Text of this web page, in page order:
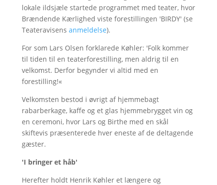
lokale ildsjæle startede programmet med teater, hvor
Brændende Kærlighed viste forestillingen 'BIRDY' (se
Teateravisens anmeldelse).
For som Lars Olsen forklarede Køhler: 'Folk kommer
til tiden til en teaterforestilling, men aldrig til en
velkomst. Derfor begynder vi altid med en
forestilling!«
Velkomsten bestod i øvrigt af hjemmebagt
rabarberkage, kaffe og et glas hjemmebrygget vin og
en ceremoni, hvor Lars og Birthe med en skål
skiftevis præsenterede hver eneste af de deltagende
gæster.
'I bringer et håb'
Herefter holdt Henrik Køhler et længere og